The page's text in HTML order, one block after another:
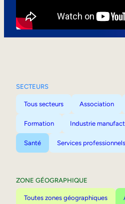
SECTEURS
Tous secteurs Association
Formation Industrie
Santé Services
ZONE GÉOGRAPHIQUE
Toutes zones géographiques